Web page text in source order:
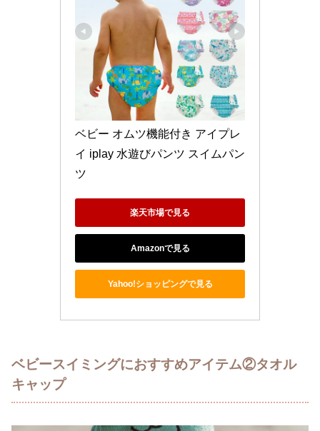
ベビー オムツ機能付き アイプレ
イ iplay 水遊びパンツ スイムパン
ツ
楽天市場で見る
Amazonで見る
Yahoo!ショッピングで見る
ベビースイミングにおすすめアイテム②タオル
キャップ